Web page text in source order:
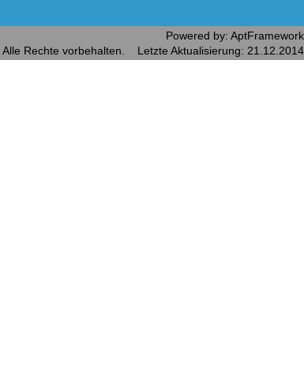
Powered by: AptFramework
Rechte vorbehalten. Letzte Aktualisierung: 21.12.2014